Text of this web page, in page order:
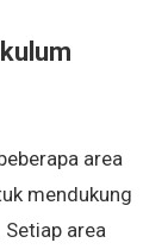
area
mendukung
Setiap area